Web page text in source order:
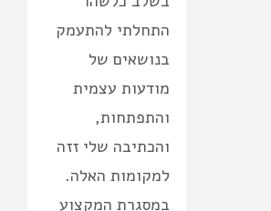
התחלתי להתעמק
בנושאים של
מודעות עצמית
והתפתחות,
והכתיבה שלי זזה
למקומות האלה.
במסגרת המקצוע